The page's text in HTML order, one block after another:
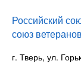
Российский
союз
г. Тверь, ул.